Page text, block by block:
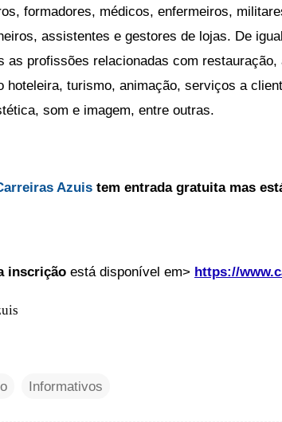
formadores, médicos, enfermeiros,
assistentes e gestores de lojas. De
as profissões relacionadas com restauração,
hoteleira, turismo, animação, serviços a
som e imagem, entre outras.
Azuis tem entrada gratuita mas
inscrição está disponível em> https://
Informativos